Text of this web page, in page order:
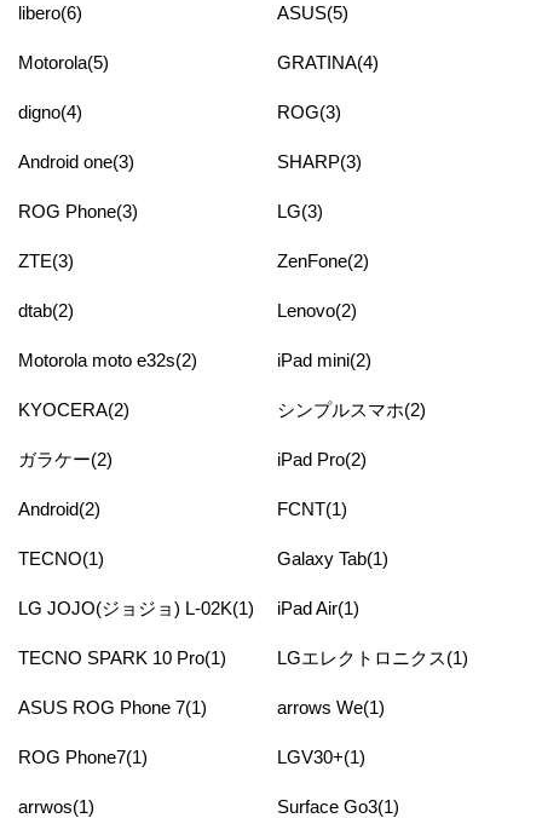
libero(6) ASUS(5)
Motorola(5) GRATINA(4)
digno(4) ROG(3)
Android one(3) SHARP(3)
ROG Phone(3) LG(3)
ZTE(3) ZenFone(2)
dtab(2) Lenovo(2)
Motorola moto e32s(2) iPad mini(2)
KYOCERA(2) シンプルスマホ(2)
ガラケー(2) iPad Pro(2)
Android(2) FCNT(1)
TECNO(1) Galaxy Tab(1)
LG JOJO(ジョジョ) L-02K(1) iPad Air(1)
TECNO SPARK 10 Pro(1) LGエレクトロニクス(1)
ASUS ROG Phone 7(1) arrows We(1)
ROG Phone7(1) LGV30+(1)
arrwos(1) Surface Go3(1)